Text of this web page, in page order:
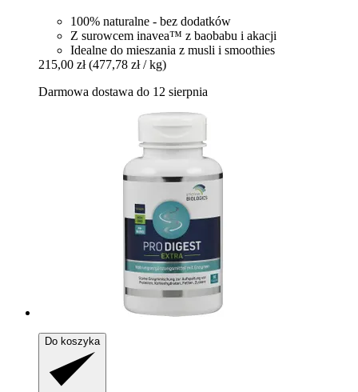
100% naturalne - bez dodatków
Z surowcem inavea™ z baobabu i akacji
Idealne do mieszania z musli i smoothies
215,00 zł (477,78 zł / kg)
Darmowa dostawa do 12 sierpnia
Do koszyka